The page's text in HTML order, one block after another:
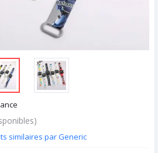
similaires par Generic